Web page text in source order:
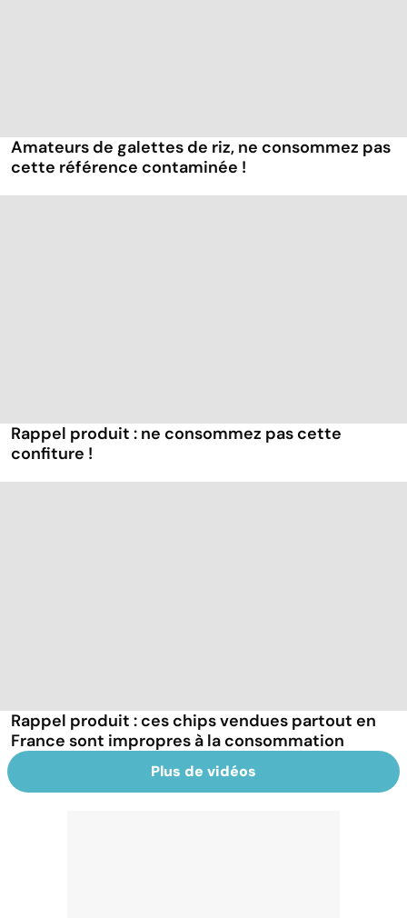
Amateurs de galettes de riz, ne consommez pas
cette référence contaminée !
Rappel produit : ne consommez pas cette
confiture !
Rappel produit : ces chips vendues partout en
France sont impropres à la consommation
Plus de vidéos